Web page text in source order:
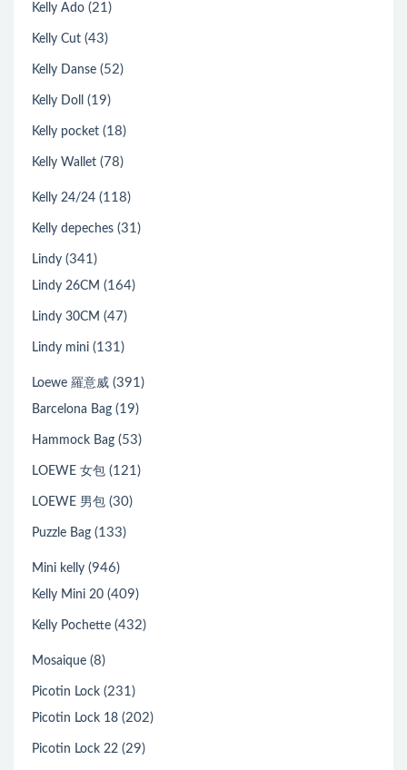
Kelly Ado (21)
Kelly Cut (43)
Kelly Danse (52)
Kelly Doll (19)
Kelly pocket (18)
Kelly Wallet (78)
Kelly 24/24 (118)
Kelly depeches (31)
Lindy (341)
Lindy 26CM (164)
Lindy 30CM (47)
Lindy mini (131)
Loewe 羅意威 (391)
Barcelona Bag (19)
Hammock Bag (53)
LOEWE 女包 (121)
LOEWE 男包 (30)
Puzzle Bag (133)
Mini kelly (946)
Kelly Mini 20 (409)
Kelly Pochette (432)
Mosaique (8)
Picotin Lock (231)
Picotin Lock 18 (202)
Picotin Lock 22 (29)